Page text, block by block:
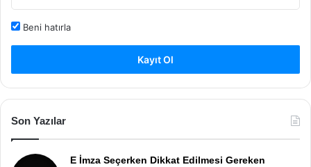
Beni hatırla
Kayıt Ol
Son Yazılar
E İmza Seçerken Dikkat Edilmesi Gereken